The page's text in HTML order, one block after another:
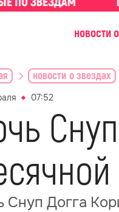
новости
новости о звездах
07:52
Снуп Догга